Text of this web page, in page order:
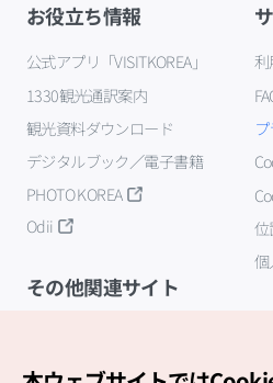
お役立ち情報
公式アプリ「VISITKOREA」
1330観光通訳案内
観光資料ダウンロード
デジタルブック／電子書籍
PHOTO KOREA
Odii
利
位
個
その他関連サイト